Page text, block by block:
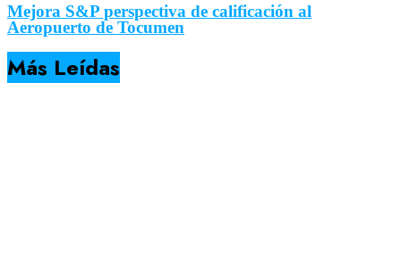
Mejora S&P perspectiva de calificación al
Aeropuerto de Tocumen
Más Leídas